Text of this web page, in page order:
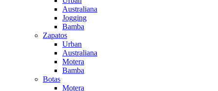
Australiana
Jogging
Bamba
Zapatos
Urban
Australiana
Motera
Bamba
Botas
Motera